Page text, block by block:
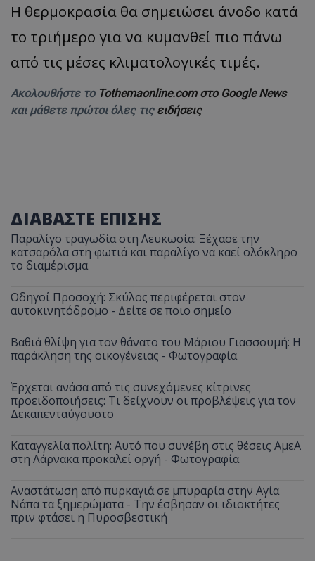
Η θερμοκρασία θα σημειώσει άνοδο κατά
το τριήμερο για να κυμανθεί πιο πάνω
από τις μέσες κλιματολογικές τιμές.
Ακολουθήστε το Tothemaonline.com στο Google News
και μάθετε πρώτοι όλες τις ειδήσεις
ΔΙΑΒΑΣΤΕ ΕΠΙΣΗΣ
Παραλίγο τραγωδία στη Λευκωσία: Ξέχασε την
κατσαρόλα στη φωτιά και παραλίγο να καεί ολόκληρο
το διαμέρισμα
Οδηγοί Προσοχή: Σκύλος περιφέρεται στον
αυτοκινητόδρομο - Δείτε σε ποιο σημείο
Βαθιά θλίψη για τον θάνατο του Μάριου Γιασσουμή: Η
παράκληση της οικογένειας - Φωτογραφία
Έρχεται ανάσα από τις συνεχόμενες κίτρινες
προειδοποιήσεις: Τι δείχνουν οι προβλέψεις για τον
Δεκαπενταύγουστο
Καταγγελία πολίτη: Αυτό που συνέβη στις θέσεις ΑμεΑ
στη Λάρνακα προκαλεί οργή - Φωτογραφία
Αναστάτωση από πυρκαγιά σε μπυραρία στην Αγία
Νάπα τα ξημερώματα - Την έσβησαν οι ιδιοκτήτες
πριν φτάσει η Πυροσβεστική